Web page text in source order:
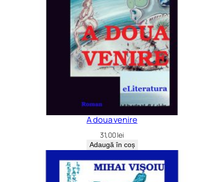
A doua venire
31,00lei
Adaugă în coș